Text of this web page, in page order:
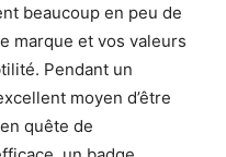
beaucoup en peu de
marque et vos valeurs
Pendant un
moyen d’être
quête de